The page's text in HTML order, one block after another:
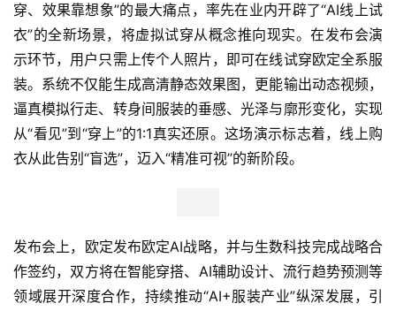
穿、效果靠想象”的最大痛点，率先在业内开辟了“AI线上试
衣”的全新场景，将虚拟试穿从概念推向现实。在发布会演
示环节，用户只需上传个人照片，即可在线试穿欧定全系服
装。系统不仅能生成高清静态效果图，更能输出动态视频，
逼真模拟行走、转身间服装的垂感、光泽与廓形变化，实现
从“看见”到“穿上”的1:1真实还原。这场演示标志着，线上购
衣从此告别“盲选”，迈入“精准可视”的新阶段。
发布会上，欧定发布欧定AI战略，并与生数科技完成战略合
作签约，双方将在智能穿搭、AI辅助设计、流行趋势预测等
领域展开深度合作，持续推动“AI+服装产业”纵深发展，引